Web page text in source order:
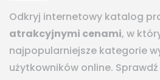
Odkryj internetowy katalog
atrakcyjnymi cenami, w
najpopularniejsze kategorie
użytkowników online. Sprawdź